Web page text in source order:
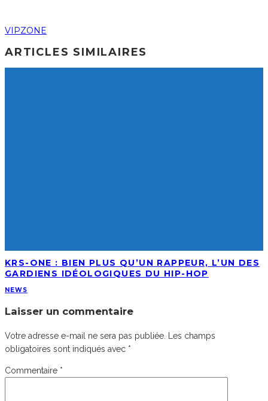
VIPZONE
ARTICLES SIMILAIRES
KRS-ONE : BIEN PLUS QU’UN RAPPEUR, L’UN DES
GARDIENS IDÉOLOGIQUES DU HIP-HOP
NEWS
Laisser un commentaire
Votre adresse e-mail ne sera pas publiée. Les champs
obligatoires sont indiqués avec *
Commentaire *